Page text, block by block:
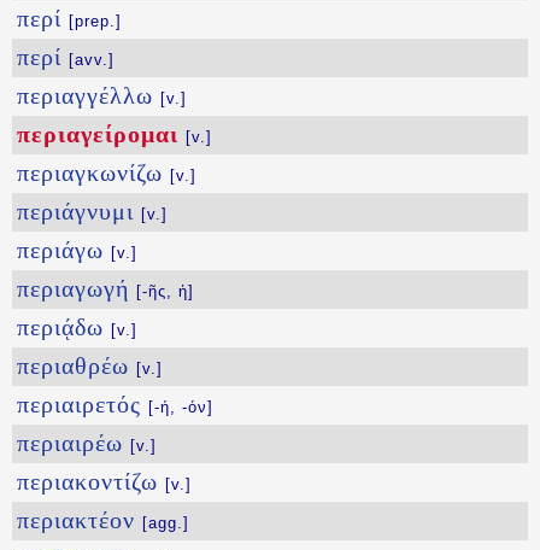
περί [prep.]
περί [avv.]
περιαγγέλλω [v.]
περιαγείρομαι [v.]
περιαγκωνίζω [v.]
περιάγνυμι [v.]
περιάγω [v.]
περιαγωγή [-ῆς, ἡ]
περιᾴδω [v.]
περιαθρέω [v.]
περιαιρετός [-ή, -όν]
περιαιρέω [v.]
περιακοντίζω [v.]
περιακτέον [agg.]